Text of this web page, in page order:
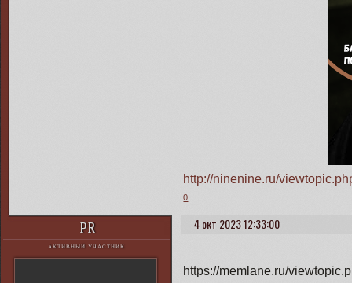
http://ninenine.ru/
0
4 окт 2023 12:33:00
PR
АКТИВНЫЙ УЧАСТНИК
https://memlane.ru/